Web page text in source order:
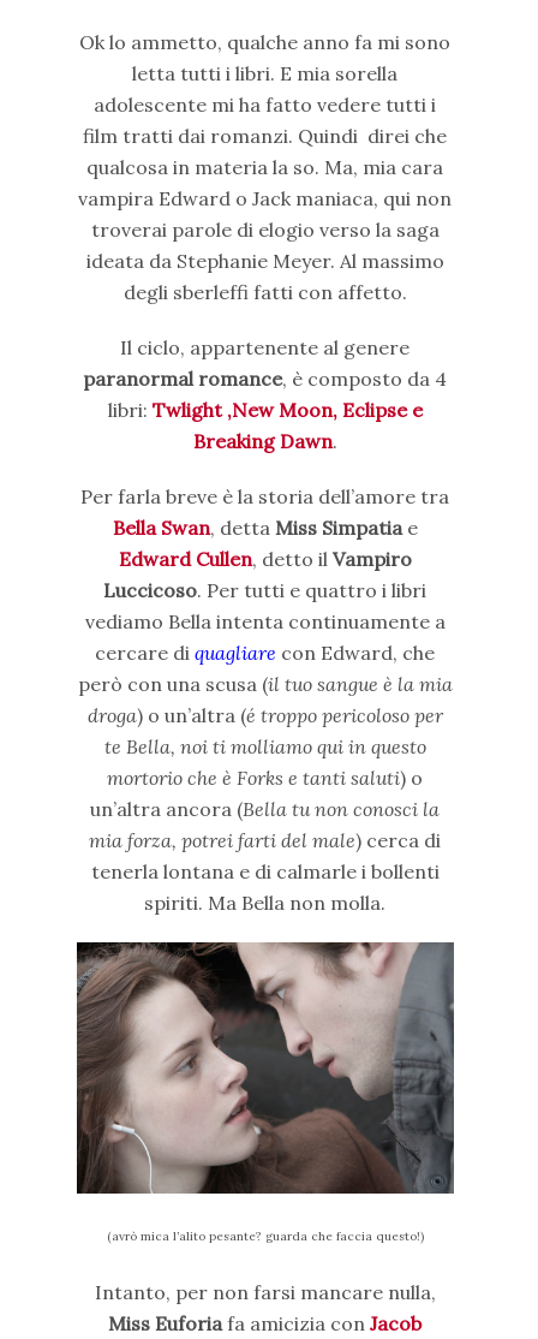
Ok lo ammetto, qualche anno fa mi sono
letta tutti i libri. E mia sorella
adolescente mi ha fatto vedere tutti i
film tratti dai romanzi. Quindi direi che
qualcosa in materia la so. Ma, mia cara
vampira Edward o Jack maniaca, qui non
troverai parole di elogio verso la saga
ideata da Stephanie Meyer. Al massimo
degli sberleffi fatti con affetto.
Il ciclo, appartenente al genere
paranormal romance, è composto da 4
libri: Twlight ,New Moon, Eclipse e
Breaking Dawn.
Per farla breve è la storia dell’amore tra
Bella Swan, detta Miss Simpatiae
Edward Cullen, detto il Vampiro
Luccicoso. Per tutti e quattro i libri
vediamo Bella intenta continuamente a
cercare diquagliare con Edward, che
però con una scusa (il tuo sangue è la mia
droga) o un’altra (é troppo pericoloso per
te Bella, noi ti molliamo qui in questo
mortorio che è Forks e tanti saluti) o
un’altra ancora (Bella tu non conosci la
mia forza, potrei farti del male) cerca di
tenerla lontana e di calmarle i bollenti
spiriti. Ma Bella non molla.
(avrò mica l’alito pesante? guarda che faccia questo!)
Intanto, per non farsi mancare nulla,
Miss Euforiafa amicizia conJacob